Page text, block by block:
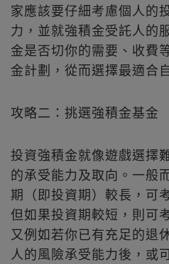
家應該要仔細考慮個人的
力，並就強積金受託人的
金是否切你的需要、收費
金計劃，從而選擇最適合
攻略二：挑選強積金基金
投資強積金就像遊戲選擇
的承受能力及取向。一般
期（即投資期）較長，可
但如果投資期較短，則可
又例如若你已有充足的退
人的風險承受能力後，或